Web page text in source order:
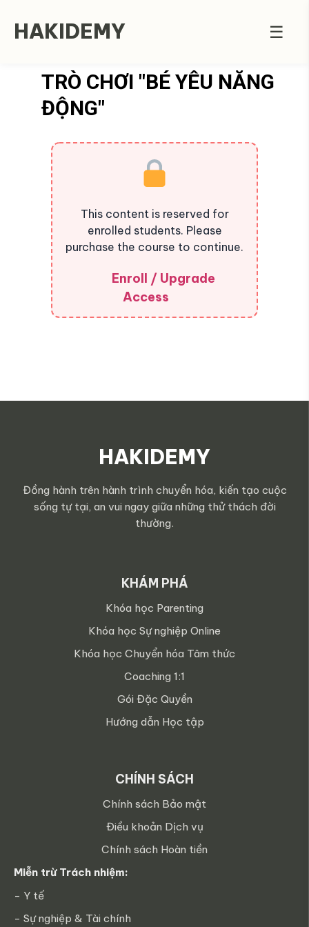
HAKIDEMY ☰
TRÒ CHƠI "BÉ YÊU NĂNG
ĐỘNG"
This content is reserved for
enrolled students. Please
purchase the course to continue.
Enroll / Upgrade
Access
HAKIDEMY
Đồng hành trên hành trình chuyển hóa, kiến tạo cuộc
sống tự tại, an vui ngay giữa những thử thách đời
thường.
KHÁM PHÁ
Khóa học Parenting
Khóa học Sự nghiệp Online
Khóa học Chuyển hóa Tâm thức
Coaching 1:1
Gói Đặc Quyền
Hướng dẫn Học tập
CHÍNH SÁCH
Chính sách Bảo mật
Điều khoản Dịch vụ
Chính sách Hoàn tiền
Miễn trừ Trách nhiệm:
- Y tế
- Sự nghiệp & Tài chính